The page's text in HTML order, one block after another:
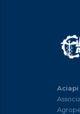
Aciapi